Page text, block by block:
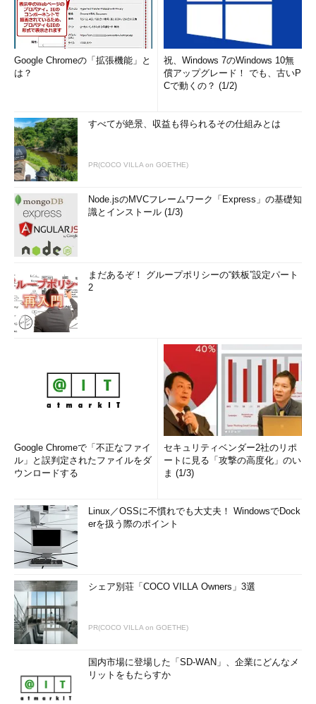
Google Chromeの「拡張機能」と
は？
祝、Windows 7のWindows 10無
償アップグレード！ でも、古いP
Cで動くの？ (1/2)
すべてが絶景、収益も得られるその仕組みとは
PR(COCO VILLA on GOETHE)
Node.jsのMVCフレームワーク「Express」の基礎知
識とインストール (1/3)
まだあるぞ！ グループポリシーの“鉄板”設定パート
2
Google Chromeで「不正なファイ
ル」と誤判定されたファイルをダ
ウンロードする
セキュリティベンダー2社のリポ
ートに見る「攻撃の高度化」のい
ま (1/3)
Linux／OSSに不慣れでも大丈夫！ WindowsでDock
erを扱う際のポイント
シェア別荘「COCO VILLA Owners」3選
PR(COCO VILLA on GOETHE)
国内市場に登場した「SD-WAN」、企業にどんなメ
リットをもたらすか